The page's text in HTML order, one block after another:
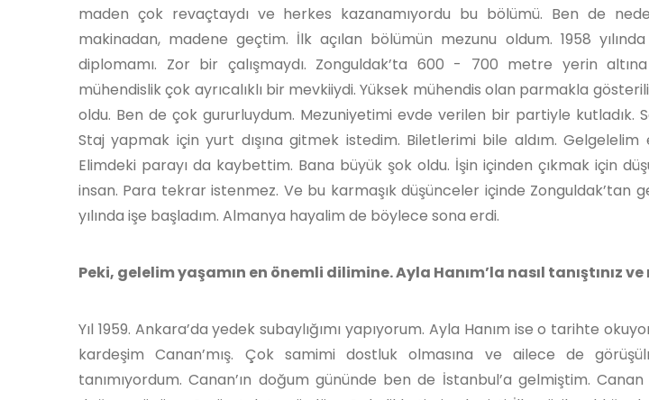
maden çok revaçtaydı ve herkes kazanamıyordu bu bölümü. Ben de
makinadan, madene geçtim. İlk açılan bölümün mezunu oldum. 1958
diplomamı. Zor bir çalışmaydı. Zonguldak’ta 600 - 700 metre yerin
mühendislik çok ayrıcalıklı bir mevkiiydi. Yüksek mühendis olan parmakla
oldu. Ben de çok gururluydum. Mezuniyetimi evde verilen bir partiyle kutladık.
Staj yapmak için yurt dışına gitmek istedim. Biletlerimi bile aldım. Gelgelelim
Elimdeki parayı da kaybettim. Bana büyük şok oldu. İşin içinden çıkmak için
insan. Para tekrar istenmez. Ve bu karmaşık düşünceler içinde Zonguldak’tan
yılında işe başladım. Almanya hayalim de böylece sona erdi.
Peki, gelelim yaşamın en önemli dilimine. Ayla Hanım’la nasıl tanıştınız
Yıl 1959. Ankara’da yedek subaylığımı yapıyorum. Ayla Hanım ise o tarihte
kardeşim Canan’mış. Çok samimi dostluk olmasına ve ailece de
tanımıyordum. Canan’ın doğum gününde ben de İstanbul’a gelmiştim.